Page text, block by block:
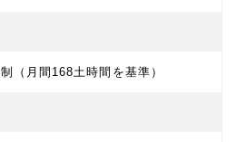
（月間168土時間を基準）